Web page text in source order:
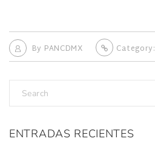
By PANCDMX Category:
ENTRADAS RECIENTES